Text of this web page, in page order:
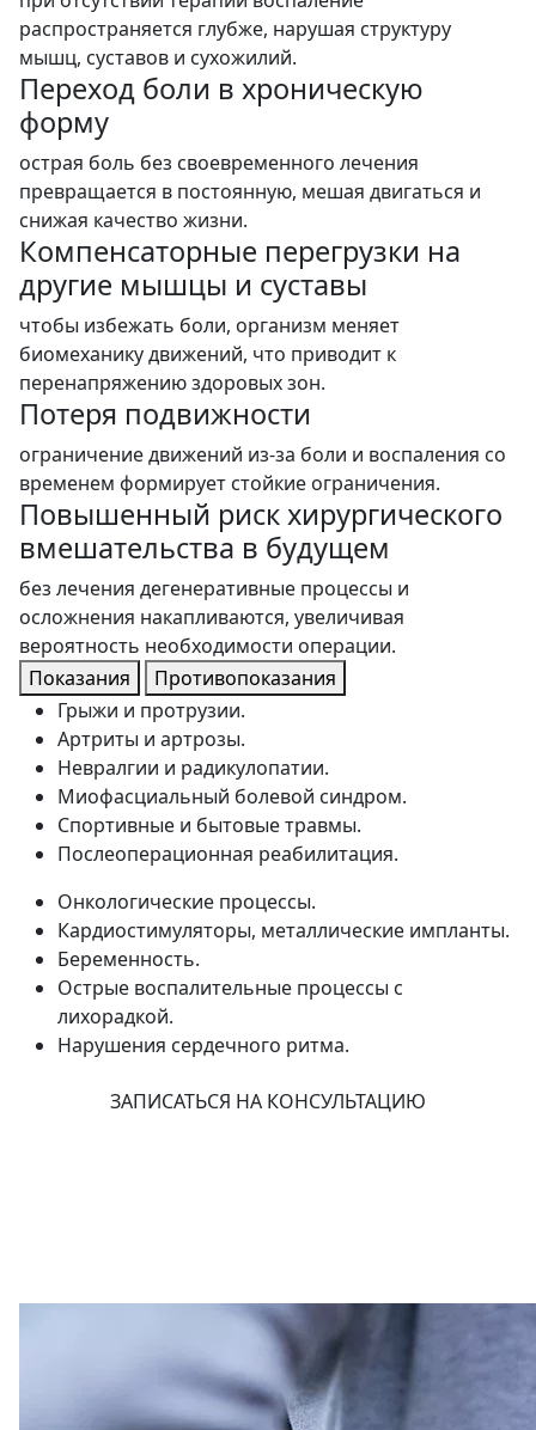
распространяется глубже, нарушая структуру
мышц, суставов и сухожилий.
Переход боли в хроническую
форму
острая боль без своевременного лечения
превращается в постоянную, мешая двигаться и
снижая качество жизни.
Компенсаторные перегрузки на
другие мышцы и суставы
чтобы избежать боли, организм меняет
биомеханику движений, что приводит к
перенапряжению здоровых зон.
Потеря подвижности
ограничение движений из-за боли и воспаления со
временем формирует стойкие ограничения.
Повышенный риск хирургического
вмешательства в будущем
без лечения дегенеративные процессы и
осложнения накапливаются, увеличивая
вероятность необходимости операции.
Показания
Противопоказания
Грыжи и протрузии.
Артриты и артрозы.
Невралгии и радикулопатии.
Миофасциальный болевой синдром.
Спортивные и бытовые травмы.
Послеоперационная реабилитация.
Онкологические процессы.
Кардиостимуляторы, металлические импланты.
Беременность.
Острые воспалительные процессы с
лихорадкой.
Нарушения сердечного ритма.
ЗАПИСАТЬСЯ НА КОНСУЛЬТАЦИЮ